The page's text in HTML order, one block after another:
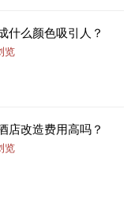
什么颜色吸引人？
览
店改造费用高吗？
览